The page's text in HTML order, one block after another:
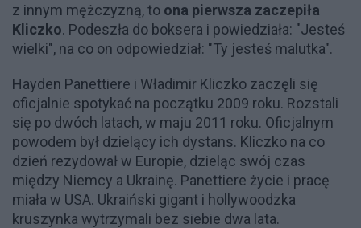
z innym mężczyzną, to ona pierwsza zaczepiła
Kliczko. Podeszła do boksera i powiedziała: "Jesteś
wielki", na co on odpowiedział: "Ty jesteś malutka".
Hayden Panettiere i Władimir Kliczko zaczęli się
oficjalnie spotykać na początku 2009 roku. Rozstali
się po dwóch latach, w maju 2011 roku. Oficjalnym
powodem był dzielący ich dystans. Kliczko na co
dzień rezydował w Europie, dzieląc swój czas
między Niemcy a Ukrainę. Panettiere życie i pracę
miała w USA. Ukraiński gigant i hollywoodzka
kruszynka wytrzymali bez siebie dwa lata.